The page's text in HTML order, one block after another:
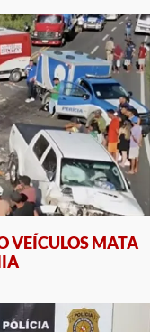
VEÍCULOS MATA